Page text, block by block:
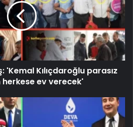
'Kemal Kılıçdaroğlu parasız
herkese ev verecek'